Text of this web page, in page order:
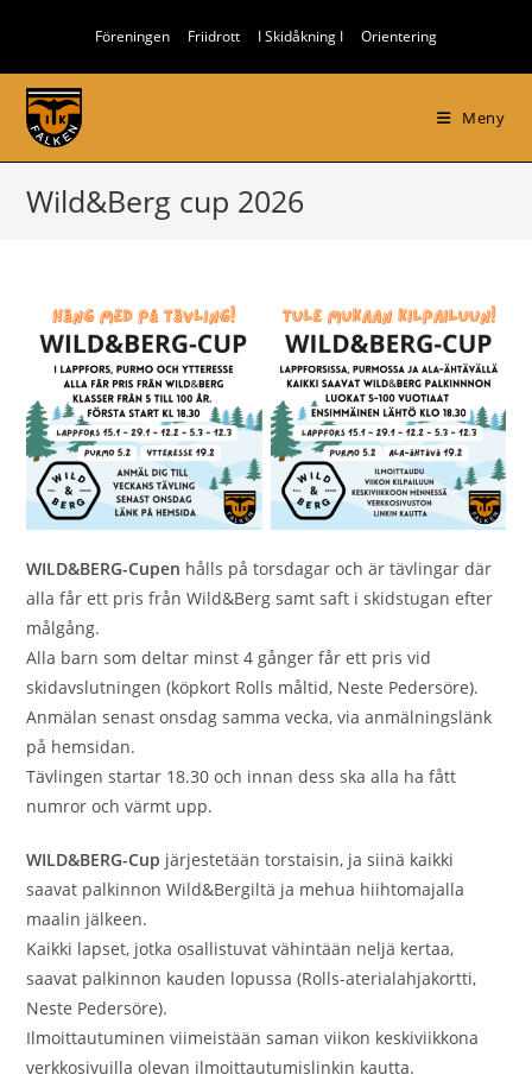
innehållet
Föreningen Friidrott I Skidåkning I Orientering
Meny
Wild&Berg cup 2026
WILD&BERG-Cupen hålls på torsdagar och är tävlingar där
alla får ett pris från Wild&Berg samt saft i skidstugan efter
målgång.
Alla barn som deltar minst 4 gånger får ett pris vid
skidavslutningen (köpkort Rolls måltid, Neste Pedersöre).
Anmälan senast onsdag samma vecka, via anmälningslänk
på hemsidan.
Tävlingen startar 18.30 och innan dess ska alla ha fått
numror och värmt upp.
WILD&BERG-Cup järjestetään torstaisin, ja siinä kaikki
saavat palkinnon Wild&Bergiltä ja mehua hiihtomajalla
maalin jälkeen.
Kaikki lapset, jotka osallistuvat vähintään neljä kertaa,
saavat palkinnon kauden lopussa (Rolls-aterialahjakortti,
Neste Pedersöre).
Ilmoittautuminen viimeistään saman viikon keskiviikkona
verkkosivuilla olevan ilmoittautumislinkin kautta.